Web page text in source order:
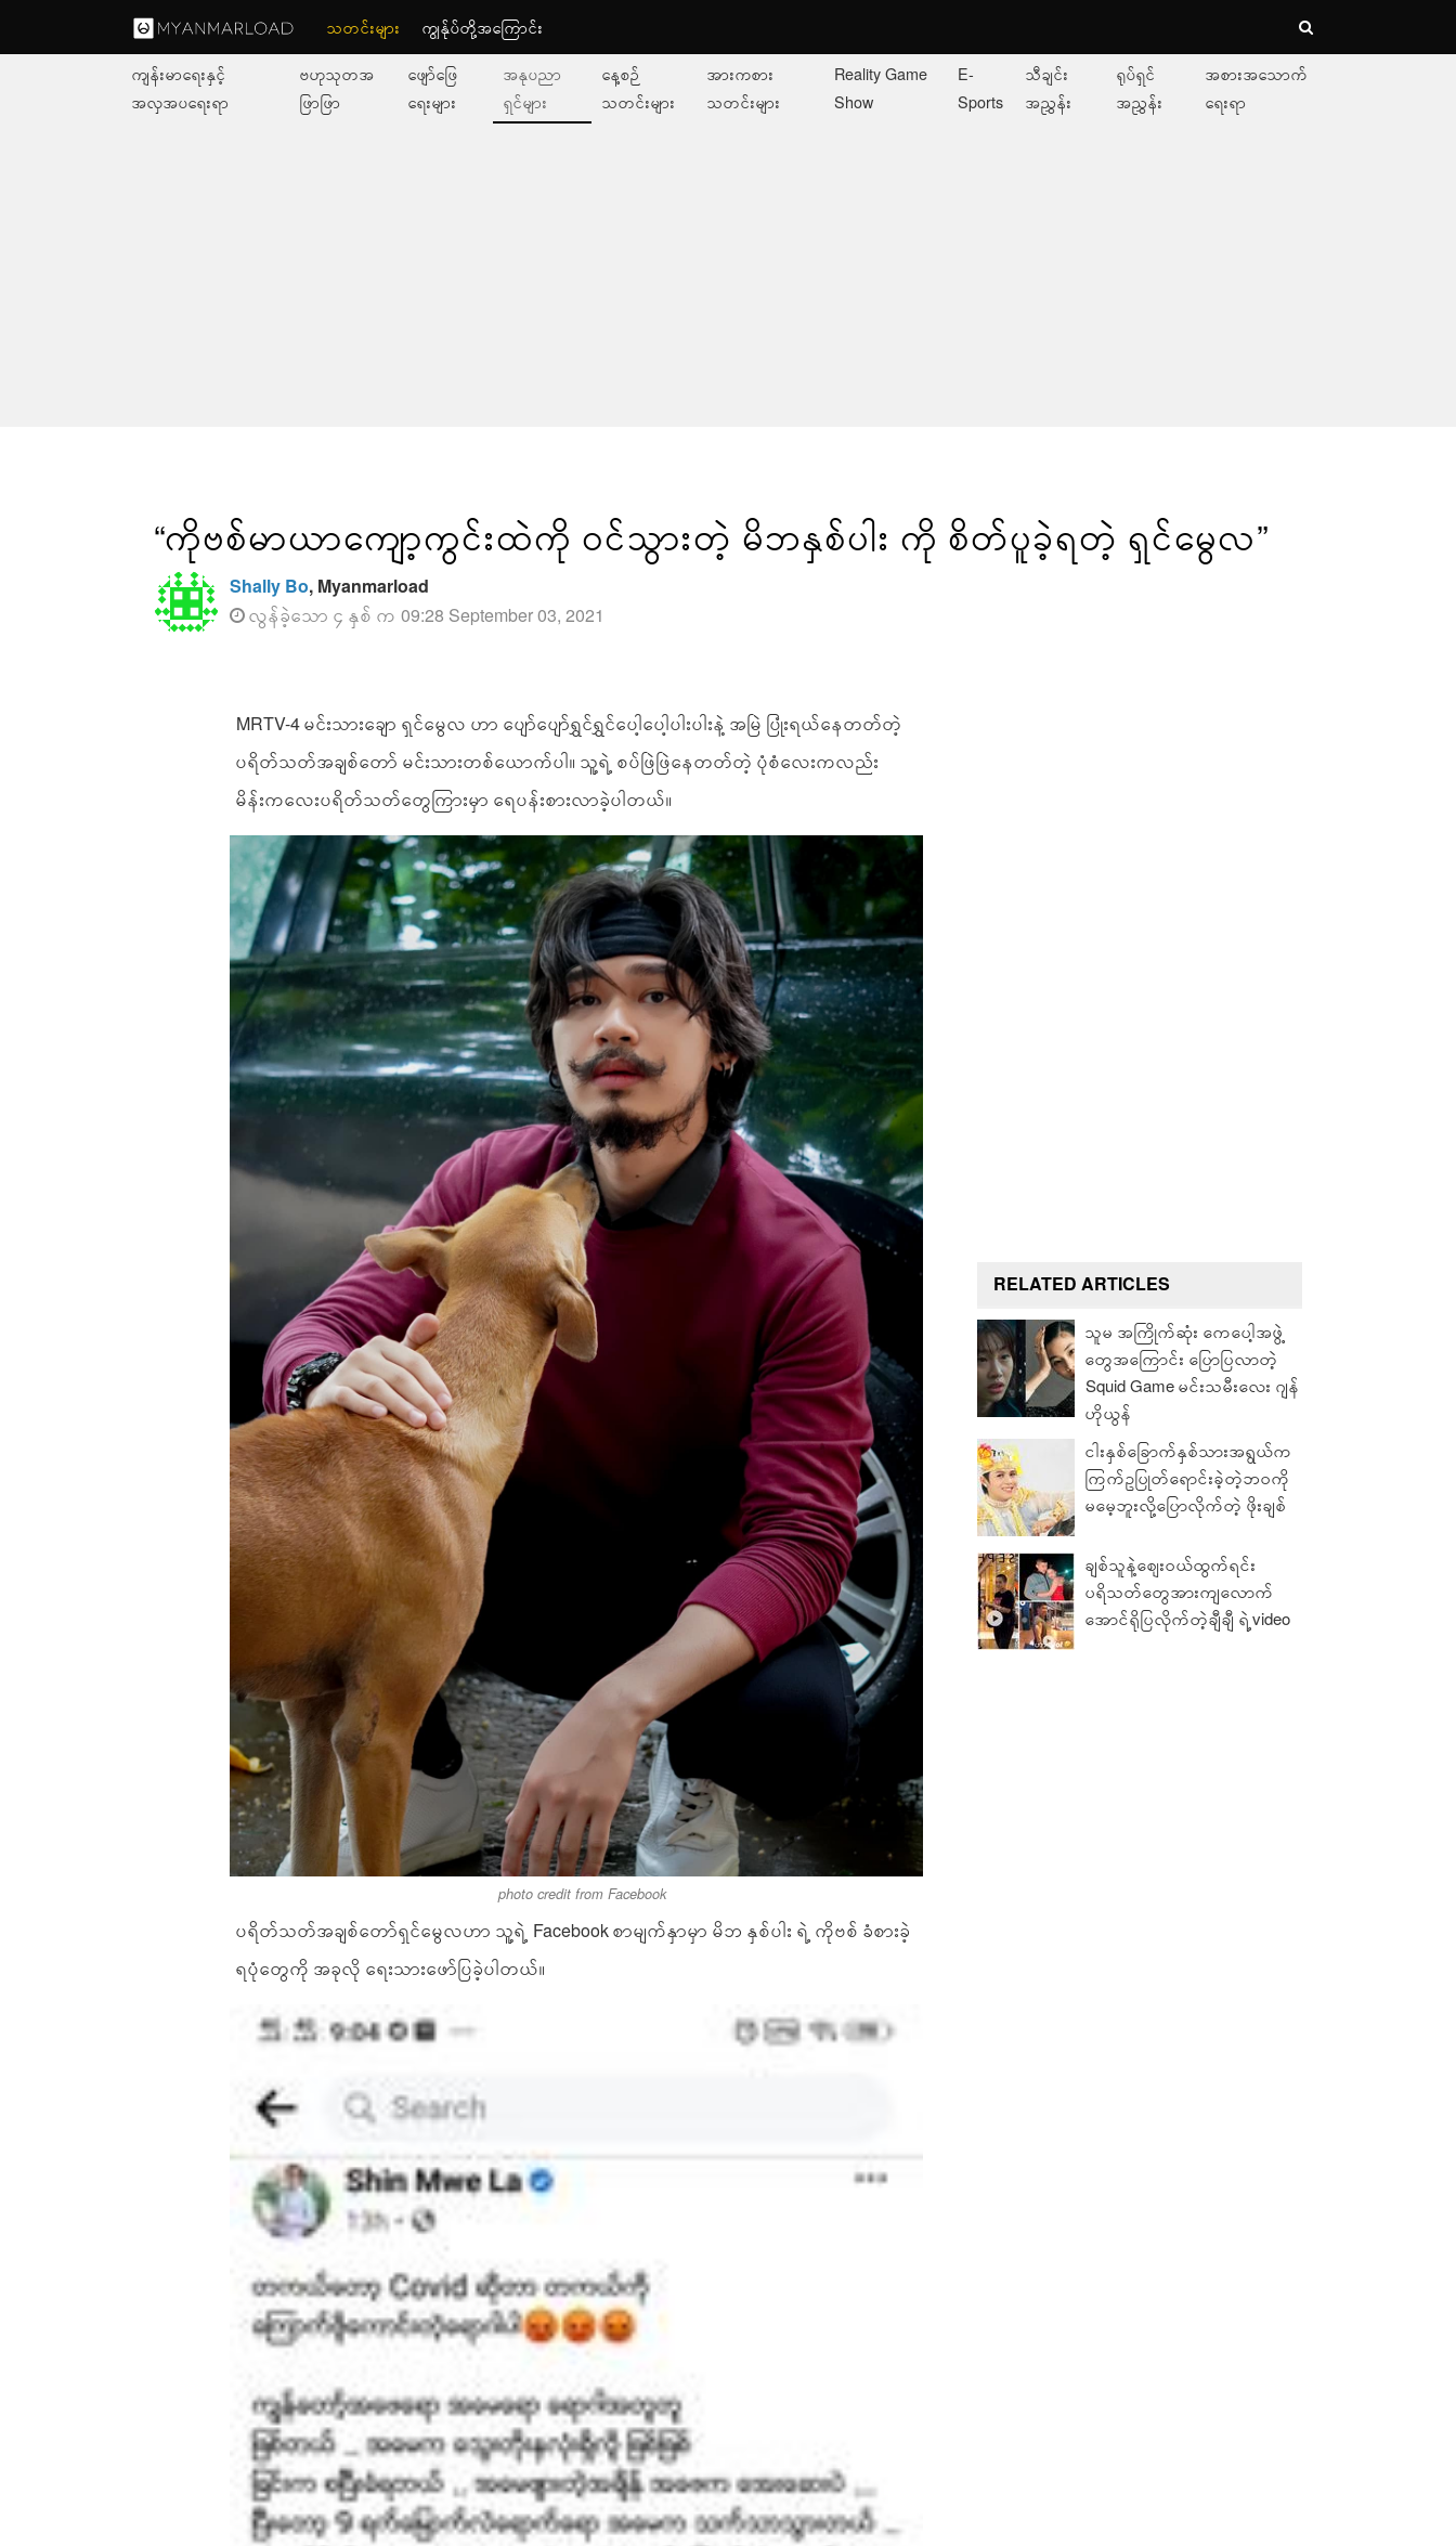
သတင်းများ ကျွနု်ပ်တို့အကြောင်း
ကျန်းမာရေးနှင့်
အလှအပရေးရာ
ဗဟုသုတအ
ဖြာဖြာ
ဖျော်ဖြေ
ရေးများ
အနုပညာ
ရှင်များ
နေ့စဉ်
သတင်းများ
အားကစား
သတင်းများ
Reality Game
Show
E-
Sports
သီချင်း
အညွှန်း
ရုပ်ရှင်
အညွှန်း
အစားအသောက်
ရေးရာ
“ကိုဗစ်မာယာကျော့ကွင်းထဲကို ၀င်သွားတဲ့ မိဘနှစ်ပါး ကို စိတ်ပူခဲ့ရတဲ့ ရှင်မွေလ”
Shally Bo, Myanmarload
လွန်ခဲ့သော ၄ နှစ် က 09:28 September 03, 2021
MRTV-4 မင်းသားချော ရှင်မွေလ ဟာ ပျော်ပျော်ရွှင်ရွှင်ပေါ့ပေါ့ပါးပါးနဲ့ အမြဲ ပြုံးရယ်နေတတ်တဲ့
ပရိတ်သတ်အချစ်တော် မင်းသားတစ်ယောက်ပါ။ သူ့ရဲ့ စပ်ဖြဲဖြဲနေတတ်တဲ့ ပုံစံလေးကလည်း
မိန်းကလေးပရိတ်သတ်တွေကြားမှာ ရေပန်းစားလာခဲ့ပါတယ်။
photo credit from Facebook
ပရိတ်သတ်အချစ်တော်ရှင်မွေလဟာ သူ့ရဲ့ Facebook စာမျက်နှာမှာ မိဘ နှစ်ပါး ရဲ့ ကိုဗစ် ခံစားခဲ့
ရပုံတွေကို အခုလို ရေးသားဖော်ပြခဲ့ပါတယ်။
RELATED ARTICLES
သူမ အကြိုက်ဆုံး ကေပေါ့အဖွဲ့
တွေအကြောင်း ပြောပြလာတဲ့
Squid Game မင်းသမီးလေး ဂျန်
ဟိုယွန်
ငါးနှစ်ခြောက်နှစ်သားအရွယ်က
ကြက်ဥပြုတ်ရောင်းခဲ့တဲ့ဘဝကို
မမေ့ဘူးလို့ပြောလိုက်တဲ့ ဖိုးချစ်
ချစ်သူနဲ့ဈေးဝယ်ထွက်ရင်း
ပရိသတ်တွေအားကျလောက်
အောင်ရိုပြလိုက်တဲ့ချီချီ ရဲ့video